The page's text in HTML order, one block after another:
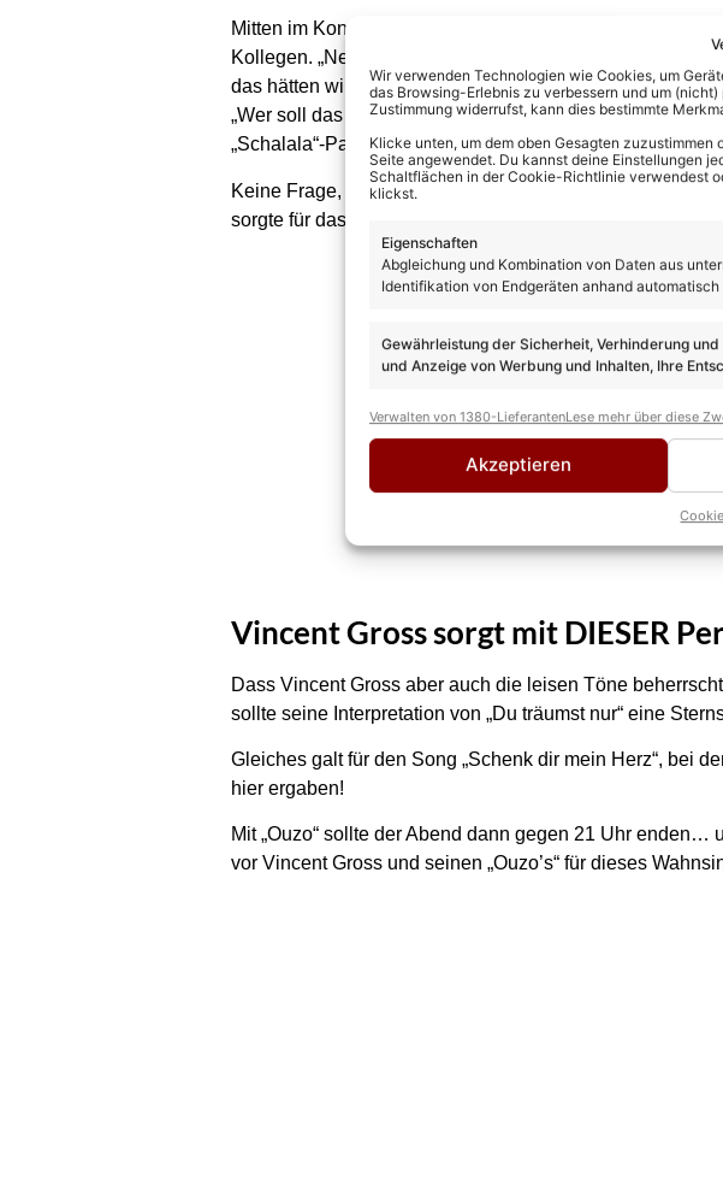
Wir verwenden Technologien wie Cookies, um
das Browsing-Erlebnis zu verbessern und um
Zustimmung widerrufst, kann dies bestimmte
Klicke unten, um dem oben Gesagten
Seite angewendet. Du kannst deine Einstellungen
Schaltflächen in der Cookie-Richtlinie verwendest
klickst.
Eigenschaften
Abgleichung und Kombination von Daten aus
Identifikation von Endgeräten anhand
Gewährleistung der Sicherheit, Verhinderung
und Anzeige von Werbung und Inhalten, Ihre
Verwalten von 1380-LieferantenLese mehr über diese
Akzeptieren
Mitten im Konzert schlug Schlagerzeuger Oli einen Titel
Kollegen. „Ne!“, antwortete dieser trocken. Der Sänger
das hätten wir nicht gedacht, dass Vincent auch als
„Wer soll das bezahlen?“ Aus Jupp Schmitz‘
„Schalala“-Passagen! Auch hier stiegen die Fans direkt
Keine Frage, die Stimmung war in Braunschweig
sorgte für das größte Trockenrudern, dass die Stadt wohl
Vincent Gross sorgt mit DIESER
Dass Vincent Gross aber auch die leisen Töne
sollte seine Interpretation von „Du träumst nur“ eine
Gleiches galt für den Song „Schenk dir mein Herz“, bei
hier ergaben!
Mit „Ouzo“ sollte der Abend dann gegen 21 Uhr
vor Vincent Gross und seinen „Ouzo’s“ für dieses